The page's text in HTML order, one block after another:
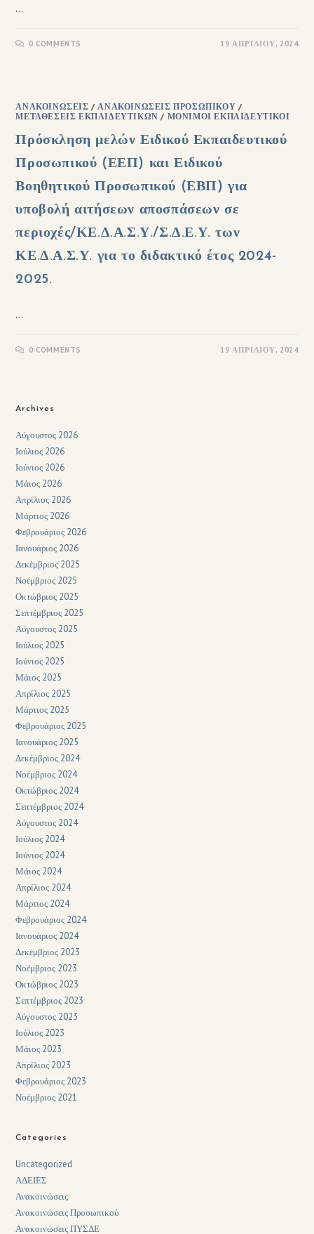
…
0 COMMENTS 19 ΑΠΡΙΛΊΟΥ, 2024
ΑΝΑΚΟΙΝΏΣΕΙΣ /ΑΝΑΚΟΙΝΏΣΕΙΣ ΠΡΟΣΩΠΙΚΟΎ /
ΜΕΤΑΘΈΣΕΙΣ ΕΚΠΑΙΔΕΥΤΙΚΏΝ / ΜΌΝΙΜΟΙ ΕΚΠΑΙΔΕΥΤΙΚΟΊ
Πρόσκληση μελών Ειδικού Εκπαιδευτικού
Προσωπικού (ΕΕΠ) και Ειδικού
Βοηθητικού Προσωπικού (ΕΒΠ) για
υποβολή αιτήσεων αποσπάσεων σε
περιοχές/ΚΕ.Δ.Α.Σ.Υ./Σ.Δ.Ε.Υ. των
ΚΕ.Δ.Α.Σ.Υ. για το διδακτικό έτος 2024-
2025.
…
0 COMMENTS 19 ΑΠΡΙΛΊΟΥ, 2024
Archives
Αύγουστος 2026
Ιούλιος 2026
Ιούνιος 2026
Μάιος 2026
Απρίλιος 2026
Μάρτιος 2026
Φεβρουάριος 2026
Ιανουάριος 2026
Δεκέμβριος 2025
Νοέμβριος 2025
Οκτώβριος 2025
Σεπτέμβριος 2025
Αύγουστος 2025
Ιούλιος 2025
Ιούνιος 2025
Μάιος 2025
Απρίλιος 2025
Μάρτιος 2025
Φεβρουάριος 2025
Ιανουάριος 2025
Δεκέμβριος 2024
Νοέμβριος 2024
Οκτώβριος 2024
Σεπτέμβριος 2024
Αύγουστος 2024
Ιούλιος 2024
Ιούνιος 2024
Μάιος 2024
Απρίλιος 2024
Μάρτιος 2024
Φεβρουάριος 2024
Ιανουάριος 2024
Δεκέμβριος 2023
Νοέμβριος 2023
Οκτώβριος 2023
Σεπτέμβριος 2023
Αύγουστος 2023
Ιούλιος 2023
Μάιος 2023
Απρίλιος 2023
Φεβρουάριος 2023
Νοέμβριος 2021
Categories
Uncategorized
ΑΔΕΙΕΣ
Ανακοινώσεις
Ανακοινώσεις Προσωπικού
Ανακοινώσεις ΠΥΣΔΕ